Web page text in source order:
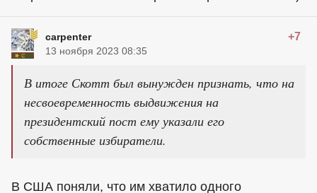
carpenter +7
13 ноября 2023 08:35
В итоге Скотт был вынужден признать, что на
несвоевременность выдвижения на
президентский пост ему указали его
собственные избиратели.
В США поняли, что им хватило одного